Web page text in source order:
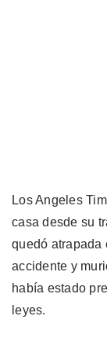
Los Angeles
casa desde su
quedó atrapada
accidente y
había estado
leyes.